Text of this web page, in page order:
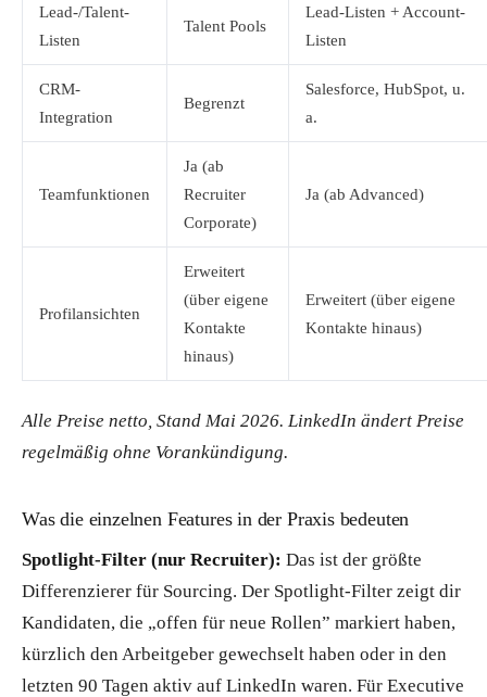
Lead-/Talent-
Listen
Talent Pools
Lead-Listen + Account-
Listen
CRM-
Integration
Begrenzt
Salesforce, HubSpot, u.
a.
Teamfunktionen
Ja (ab
Recruiter
Corporate)
Ja (ab Advanced)
Profilansichten
Erweitert
(über eigene
Kontakte
hinaus)
Erweitert (über eigene
Kontakte hinaus)
Alle Preise netto, Stand Mai 2026. LinkedIn ändert Preise
regelmäßig ohne Vorankündigung.
Was die einzelnen Features in der Praxis bedeuten
Spotlight-Filter (nur Recruiter): Das ist der größte
Differenzierer für Sourcing. Der Spotlight-Filter zeigt dir
Kandidaten, die „offen für neue Rollen” markiert haben,
kürzlich den Arbeitgeber gewechselt haben oder in den
letzten 90 Tagen aktiv auf LinkedIn waren. Für Executive